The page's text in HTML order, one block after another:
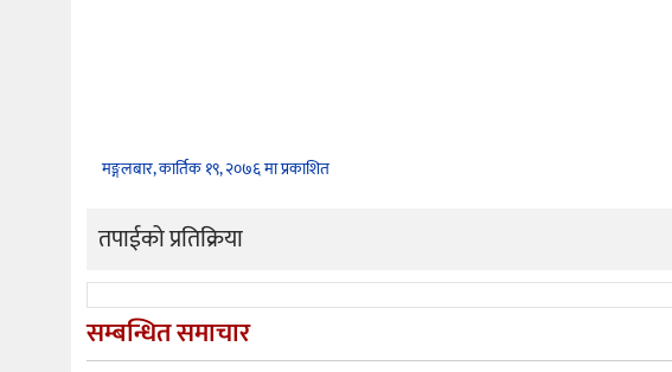
मङ्गलबार, कार्तिक १९, २०७६ मा प्रकाशित
तपाईको प्रतिक्रिया
सम्बन्धित समाचार